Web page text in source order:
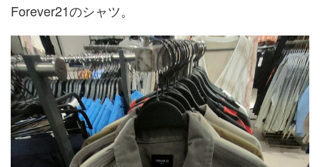
Forever21のシャツ。